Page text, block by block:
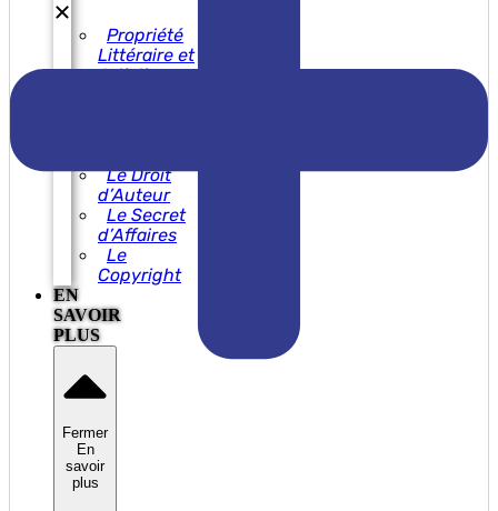
Propriété
Littéraire et
Artistique
Le Droit
d’Auteur
Le Secret
d’Affaires
Le
Copyright
EN
SAVOIR
PLUS
Fermer
En
savoir
plus